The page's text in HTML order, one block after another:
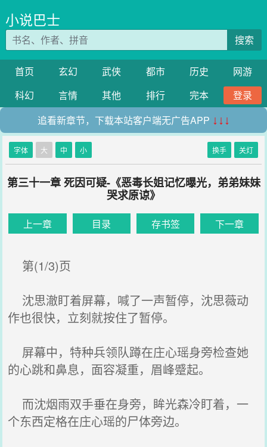
小说巴士
搜索
首页 玄幻 武侠 都市 历史
网游
科幻
言情 其他 排行 完本
登录
追看新章节，下载本站客户端无广告APP ↓↓↓
字体 大 中 小 换手 关灯
第三十一章 死因可疑-《恶毒长姐记忆曝光，弟弟妹妹
哭求原谅》
上一章 目录 存书签 下一章
第(1/3)页
沈思澈盯着屏幕，喊了一声暂停，沈思薇动
作也很快，立刻就按住了暂停。
屏幕中，特种兵领队蹲在庄心瑶身旁检查她
的心跳和鼻息，面容凝重，眉峰蹙起。
而沈烟雨双手垂在身旁，眸光森冷盯着，一
个东西定格在庄心瑶的尸体旁边。